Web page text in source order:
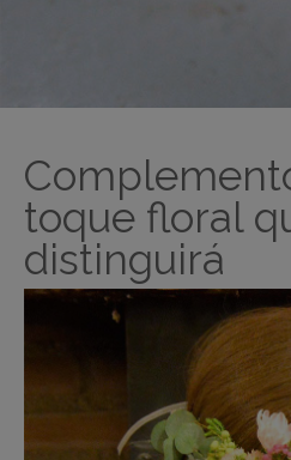
toque floral
distinguirá